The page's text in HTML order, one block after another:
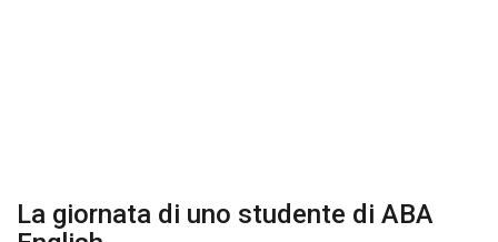
La giornata di uno studente di ABA